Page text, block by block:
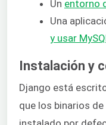
Un entorno
Una
y usar
Instalación y
Django está
que los binarios